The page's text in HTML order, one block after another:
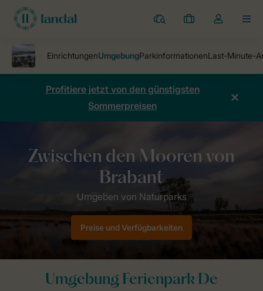
Ferienparks
Meine
Dropdown-
öffnen
Profitiere jetzt von den günstigsten
Sommerpreisen
Ferienparks Ferienpark De Strabrechtse Vennen
Preise und Verfügbarkeiten
Umgebung Ferienpark De